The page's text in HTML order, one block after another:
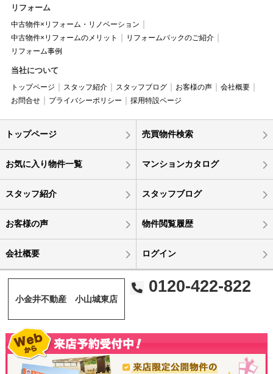
リフォーム
中古物件×リフォーム・リノベーション
中古物件×リフォームのメリット
リフォームパックのご紹介
リフォーム事例
当社について
トップページ スタッフ紹介 スタッフブログ お客様の声
会社概要
お問合せ
プライバシーポリシー 採用特設ページ
トップページ 売買物件検索
お気に入り物件一覧 マンションカタログ
スタッフ紹介 スタッフブログ
お客様の声 物件閲覧履歴
会社概要 ログイン
小金井不動産 小山城東店
0120-422-822